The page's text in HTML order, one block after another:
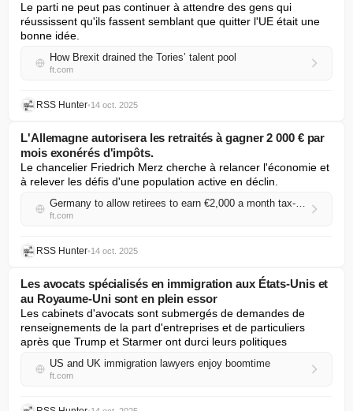
Le parti ne peut pas continuer à attendre des gens qui
réussissent qu'ils fassent semblant que quitter l'UE était une
bonne idée.
How Brexit drained the Tories’ talent pool
ft.com
RSS Hunter•14 oct. 2025
L'Allemagne autorisera les retraités à gagner 2 000 € par
mois exonérés d'impôts.
Le chancelier Friedrich Merz cherche à relancer l'économie et
à relever les défis d'une population active en déclin.
Germany to allow retirees to earn €2,000 a month tax-free
ft.com
RSS Hunter•14 oct. 2025
Les avocats spécialisés en immigration aux États-Unis et
au Royaume-Uni sont en plein essor
Les cabinets d'avocats sont submergés de demandes de
renseignements de la part d'entreprises et de particuliers
après que Trump et Starmer ont durci leurs politiques
US and UK immigration lawyers enjoy boomtime
ft.com